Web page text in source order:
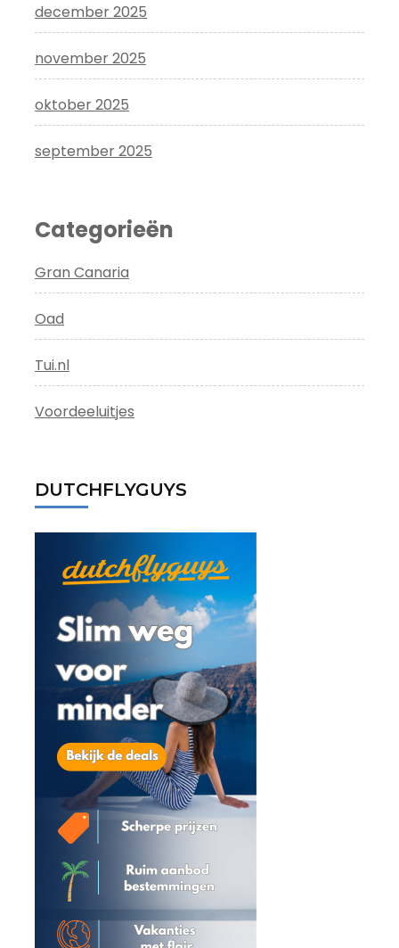
december 2025
november 2025
oktober 2025
september 2025
Categorieën
Gran Canaria
Oad
Tui.nl
Voordeeluitjes
DUTCHFLYGUYS